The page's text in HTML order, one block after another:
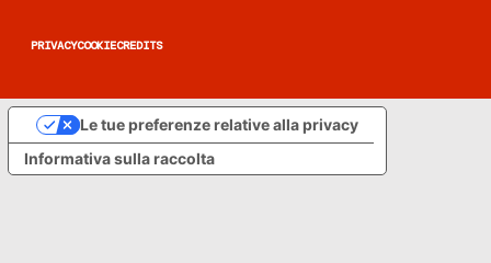
PRIVACYCOOKIECREDITS
Informativa sulla raccolta
Le tue preferenze relative alla privacy